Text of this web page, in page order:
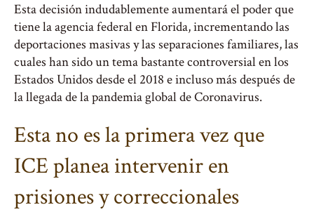
Esta decisión indudablemente aumentará el poder que
tiene la agencia federal en Florida, incrementando las
deportaciones masivas y las separaciones familiares, las
cuales han sido un tema bastante controversial en los
Estados Unidos desde el 2018 e incluso más después de
la llegada de la pandemia global de Coronavirus.
Esta no es la primera vez que
ICE planea intervenir en
prisiones y correccionales